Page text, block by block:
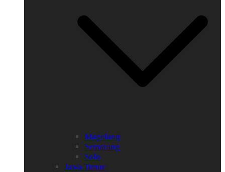
Magelang
Semarang
Solo
Jawa Timur